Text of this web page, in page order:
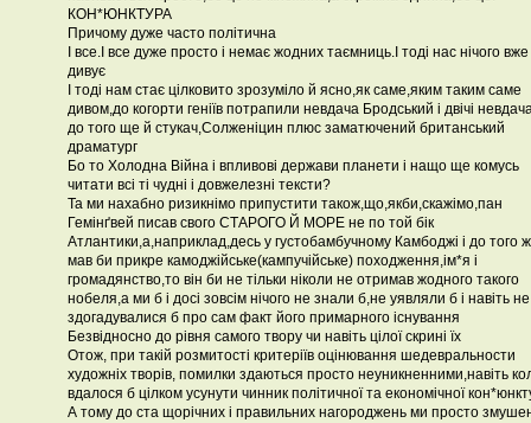
КОН*ЮНКТУРА
Причому дуже часто політична
І все.І все дуже просто і немає жодних таємниць.І тоді нас нічого
дивує
І тоді нам стає цілковито зрозуміло й ясно,як саме,яким таким саме
дивом,до когорти геніїв потрапили невдача Бродський і двічі
до того ще й стукач,Солженіцин плюс заматючений британський
драматург
Бо то Холодна Війна і впливові держави планети і нащо ще комусь
читати всі ті чудні і довжелезні тексти?
Та ми нахабно ризикнімо припустити також,що,якби,скажімо,пан
Гемінґвей писав свого СТАРОГО Й МОРЕ не по той бік
Атлантики,а,наприклад,десь у густобамбучному Камбоджі і до того ж
мав би прикре камоджійське(кампучійське) походження,ім*я і
громадянство,то він би не тільки ніколи не отримав жодного такого
нобеля,а ми б і досі зовсім нічого не знали б,не уявляли б і навіть не
здогадувалися б про сам факт його примарного існування
Безвідносно до рівня самого твору чи навіть цілої скрині їх
Отож, при такій розмитості критеріїв оцінювання шедевральности
художніх творів, помилки здаються просто неуникненними,навіть
вдалося б цілком усунути чинник політичної та економічної
А тому до ста щорічних і правильних нагороджень ми просто